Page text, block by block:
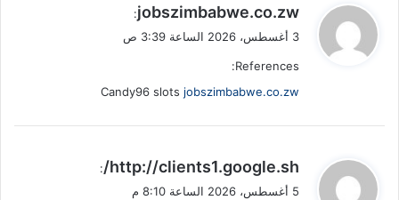
ي
ق
ل
jobszimbabwe.co.zw
:
3 أغسطس، 2026 الساعة 3:39 ص
References:
Candy96 slots jobszimbabwe.co.zw
ي
ق
http://clients1.google.sh/
:
5 أغسطس، 2026 الساعة 8:10 م